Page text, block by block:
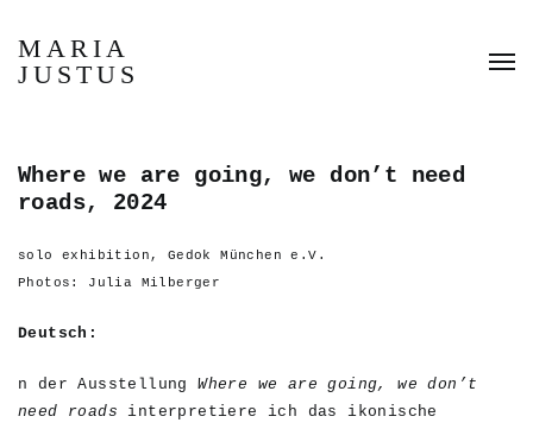
MARIA
JUSTUS
Where we are going, we don’t need
roads, 2024
solo exhibition, Gedok München e.V.
Photos: Julia Milberger
Deutsch:
n der AusstellungWhere we are going, we don’t
need roads interpretiere ich das ikonische